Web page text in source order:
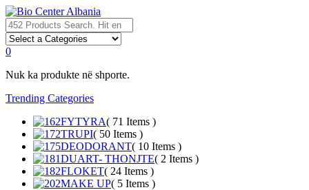
0
Nuk ka produkte në shporte.
Trending Categories
FYTYRA( 71 Items )
TRUPI( 50 Items )
DEODORANT( 10 Items )
DUART- THONJTE( 2 Items )
FLOKET( 24 Items )
MAKE UP( 5 Items )